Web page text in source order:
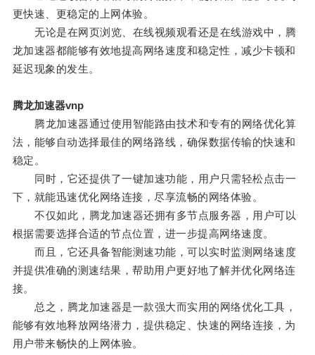
更快速、更稳定的上网体验。
无论是在网页浏览、在线视频观看还是在线游戏中，腾
龙加速器都能够有效地提高网络速度和稳定性，减少卡顿和
延迟现象的发生。
腾龙加速器vnp
腾龙加速器通过使用智能路由技术和专有的网络优化算
法，能够自动选择最佳的网络路线，确保数据传输的快速和
稳定。
同时，它还提供了一键加速功能，用户只需轻松点击一
下，就能迅速优化网络连接，尽享流畅的网络体验。
不仅如此，腾龙加速器还拥有多节点服务器，用户可以
根据需要选择合适的节点位置，进一步提高网络速度。
而且，它还具备智能测速功能，可以实时监测网络速度
并提供准确的测速结果，帮助用户更好地了解并优化网络连
接。
总之，腾龙加速器是一款强大而实用的网络优化工具，
能够有效地释放网络潜力，提供稳定、快速的网络连接，为
用户带来畅快的上网体验。